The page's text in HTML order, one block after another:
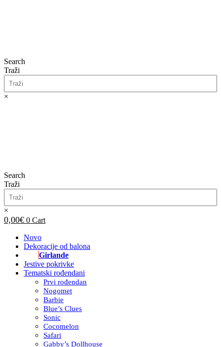
Search
Traži
×
Search
Traži
×
0,00€ 0 Cart
Novo
Dekoracije od balona
Girlande
Jestive pokrivke
Tematski rođendani
Prvi rođendan
Nogomet
Barbie
Blue’s Clues
Sonic
Cocomelon
Safari
Gabby’s Dollhouse